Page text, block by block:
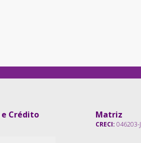
Crédito Matriz
CRECI: 046203-J